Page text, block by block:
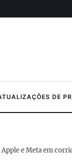
DE
e Meta em